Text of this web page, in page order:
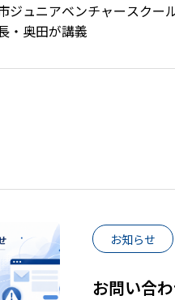
ジュニアベンチャースクー
・奥田が講義
お知らせ
お問い合